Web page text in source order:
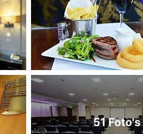
51 Foto's